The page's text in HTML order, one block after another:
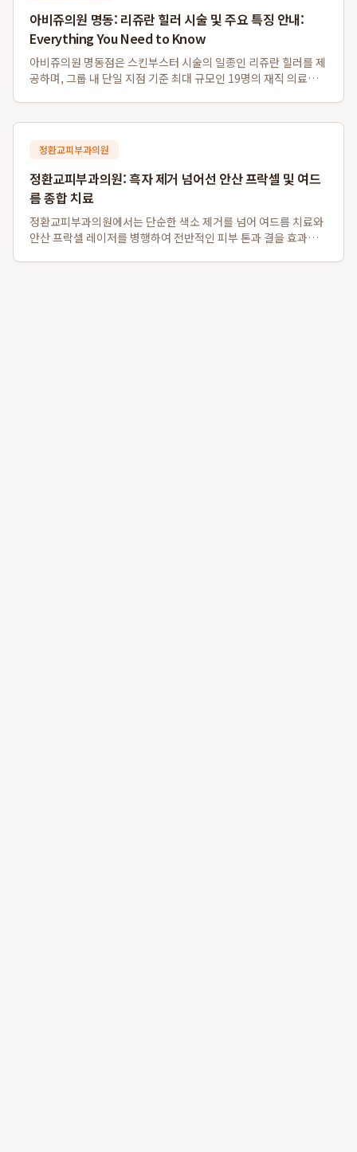
아비쥬의원 명동: 리쥬란 힐러 시술 및 주요 특징 안내:
Everything You Need to Know
아비쥬의원 명동점은 스킨부스터 시술의 일종인 리쥬란 힐러를 제
공하며, 그룹 내 단일 지점 기준 최대 규모인 19명의 재직 의료진
할 수 있으며, 명동역...
정환교피부과의원
정환교피부과의원: 흑자 제거 넘어선 안산 프락셀 및 여드
름 종합 치료
정환교피부과의원에서는 단순한 색소 제거를 넘어 여드름 치료와
안산 프락셀 레이저를 병행하여 전반적인 피부 톤과 결을 효과적